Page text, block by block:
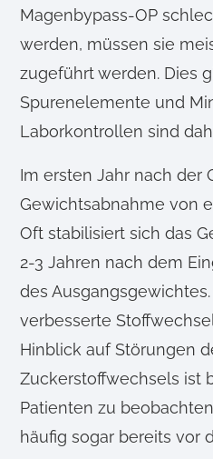
Magenbypass-OP
werden, müssen sie
zugeführt werden. Dies
Spurenelemente und
Laborkontrollen sind
Im ersten Jahr nach der
Gewichtsabnahme von
Oft stabilisiert sich das
2-3 Jahren nach dem
des
verbesserte
Hinblick auf Störungen
Zuckerstoffwechsels ist
Patienten zu
häufig sogar bereits vor